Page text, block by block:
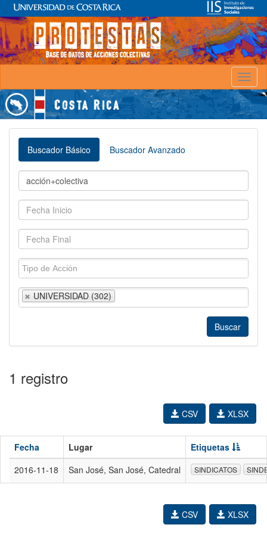
Buscador Básico Buscador Avanzado
UNIVERSIDAD (302)
1 registro
XLSX
CSV
Fecha Lugar
Etiquetas
2016-11-18
San José, San José, Catedral SINDICATOS
XLSX
CSV